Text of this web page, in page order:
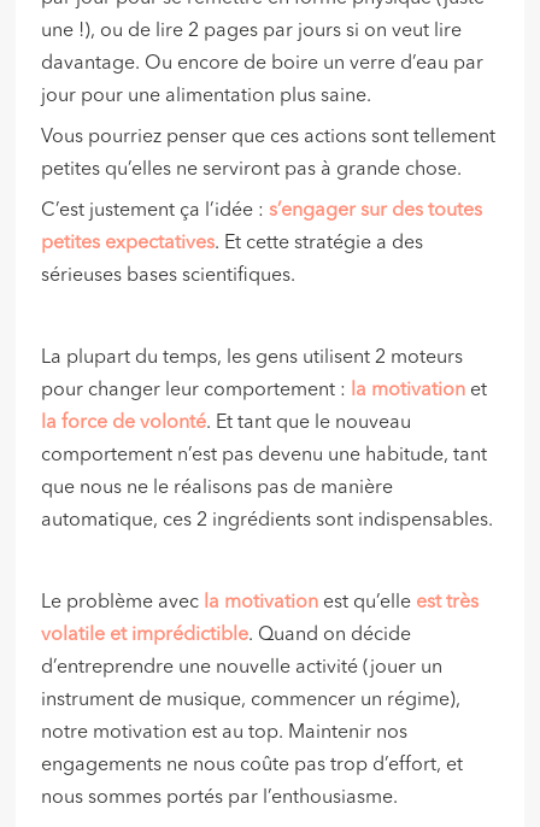
une !), ou de lire 2 pages par jours si on veut lire
davantage. Ou encore de boire un verre d’eau par
jour pour une alimentation plus saine.
Vous pourriez penser que ces actions sont tellement
petites qu’elles ne serviront pas à grande chose.
C’est justement ça l’idée :s’engager sur des toutes
petites expectatives. Et cette stratégie a des
sérieuses bases scientifiques.
La plupart du temps, les gens utilisent 2 moteurs
pour changer leur comportement :
la motivation et
la force de volonté. Et tant que le nouveau
comportement n’est pas devenu une habitude, tant
que nous ne le réalisons pas de manière
automatique, ces 2 ingrédients sont indispensables.
Le problème avec la motivation est qu’elle est très
volatile et imprédictible. Quand on décide
d’entreprendre une nouvelle activité (jouer un
instrument de musique, commencer un régime),
notre motivation est au top. Maintenir nos
engagements ne nous coûte pas trop d’effort, et
nous sommes portés par l’enthousiasme.